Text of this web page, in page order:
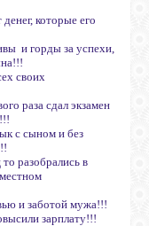
которые его
и горды за успехи,
своих
раза сдал экзамен
с сыном и без
разобрались в
и заботой мужа!!!
зарплату!!!